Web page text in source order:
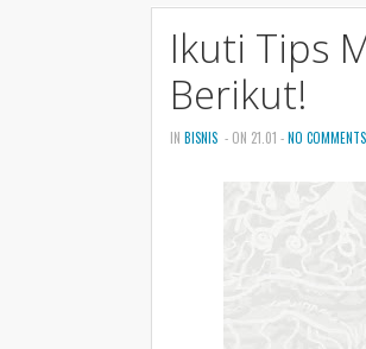
Ikuti Tips
Berikut!
IN BISNIS - ON 21.01 -NO COMMENTS